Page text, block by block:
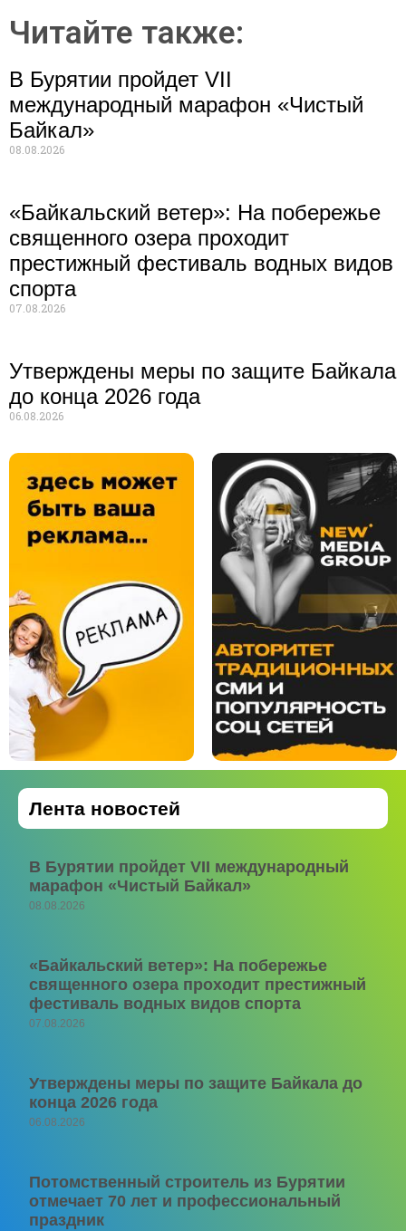
Читайте также:
В Бурятии пройдет VII
международный марафон «Чистый
Байкал»
08.08.2026
«Байкальский ветер»: На побережье
священного озера проходит
престижный фестиваль водных видов
спорта
07.08.2026
Утверждены меры по защите Байкала
до конца 2026 года
06.08.2026
Лента новостей
В Бурятии пройдет VII международный
марафон «Чистый Байкал»
08.08.2026
«Байкальский ветер»: На побережье
священного озера проходит престижный
фестиваль водных видов спорта
07.08.2026
Утверждены меры по защите Байкала до
конца 2026 года
06.08.2026
Потомственный строитель из Бурятии
отмечает 70 лет и профессиональный
праздник